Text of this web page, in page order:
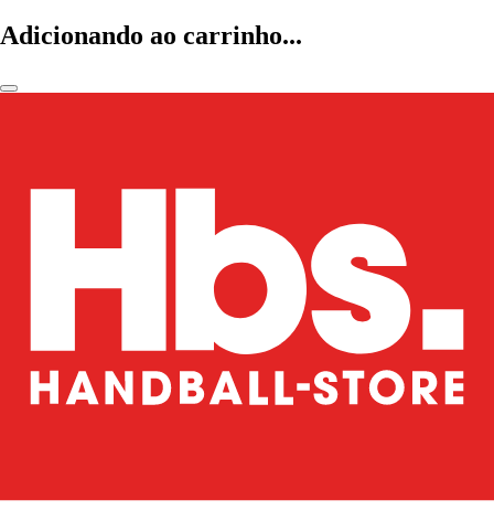
Adicionando ao carrinho...